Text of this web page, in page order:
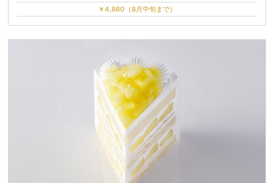
￥4,860（8月中旬まで）